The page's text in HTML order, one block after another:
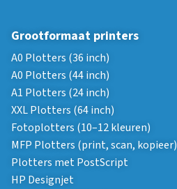
Grootformaat printers
A0 Plotters (36 inch)
A0 Plotters (44 inch)
A1 Plotters (24 inch)
XXL Plotters (64 inch)
Fotoplotters (10–12 kleuren)
MFP Plotters (print, scan, kopieer)
Plotters met PostScript
HP Designjet